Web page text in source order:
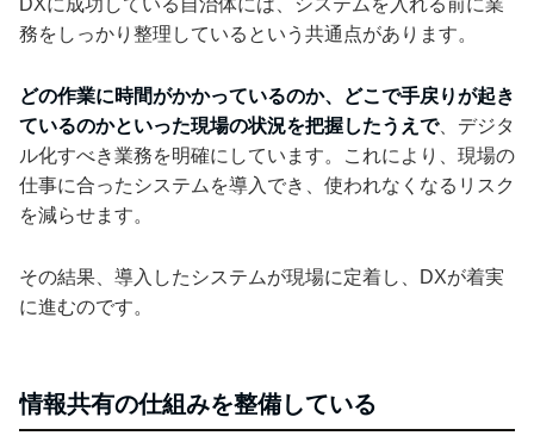
務をしっかり整理しているという共通点があります。
どの作業に時間がかかっているのか、どこで手戻りが起き
ているのかといった現場の状況を把握したうえで、デジタ
ル化すべき業務を明確にしています。これにより、現場の
仕事に合ったシステムを導入でき、使われなくなるリスク
を減らせます。
その結果、導入したシステムが現場に定着し、DXが着実
に進むのです。
情報共有の仕組みを整備している